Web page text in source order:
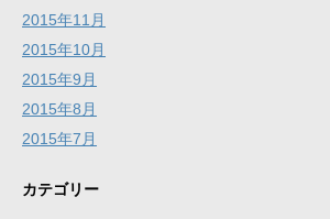
2015年11月
2015年10月
2015年9月
2015年8月
2015年7月
カテゴリー